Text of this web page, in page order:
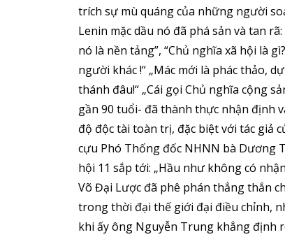
trích sự mù quáng của những người
Lenin mặc dầu nó đã phá sản và tan
nó là nền tảng”, “Chủ nghĩa xã hội là
người khác !“ „Mác mới là phác thảo,
thánh đâu!“ „Cái gọi Chủ nghĩa cộng
gần 90 tuổi- đã thành thực nhận định
độ độc tài toàn trị, đặc biệt với tác giả
cựu Phó Thống đốc NHNN bà Dương
hội 11 sắp tới: „Hầu như không có
Võ Đại Lược đã phê phán thẳng thắn
trong thời đại thế giới đại điều chỉnh,
khi ấy ông Nguyễn Trung khẳng định